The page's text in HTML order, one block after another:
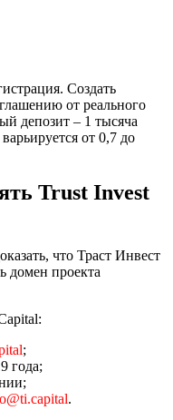
Создать
от реального
депозит – 1 тысяча
от 0,7 до
Trust Invest
что Траст Инвест
домен проекта
;
года;
.